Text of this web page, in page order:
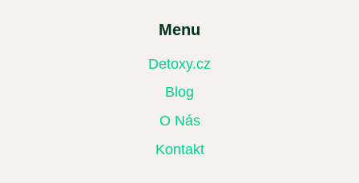
Menu
Detoxy.cz
Blog
O Nás
Kontakt